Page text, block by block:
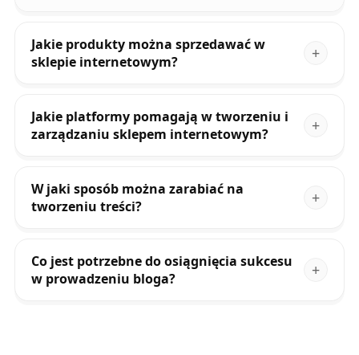
Jakie produkty można sprzedawać w
sklepie internetowym?
Jakie platformy pomagają w tworzeniu i
zarządzaniu sklepem internetowym?
W jaki sposób można zarabiać na
tworzeniu treści?
Co jest potrzebne do osiągnięcia sukcesu
w prowadzeniu bloga?